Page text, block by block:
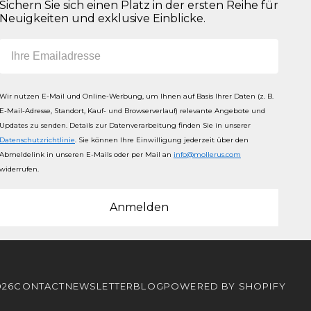
Sichern Sie sich einen Platz in der ersten Reihe für
Neuigkeiten und exklusive Einblicke.
Wir nutzen E-Mail und Online-Werbung, um Ihnen auf Basis Ihrer Daten (z. B.
E-Mail-Adresse, Standort, Kauf- und Browserverlauf) relevante Angebote und
Updates zu senden. Details zur Datenverarbeitung finden Sie in unserer
Datenschutzrichtlinie. Sie können Ihre Einwilligung jederzeit über den
Abmeldelink in unseren E-Mails oder per Mail an info@mollerus.com
widerrufen.
Anmelden
CONTACTNEWSLETTERBLOGPOWERED BY SHOPIFY